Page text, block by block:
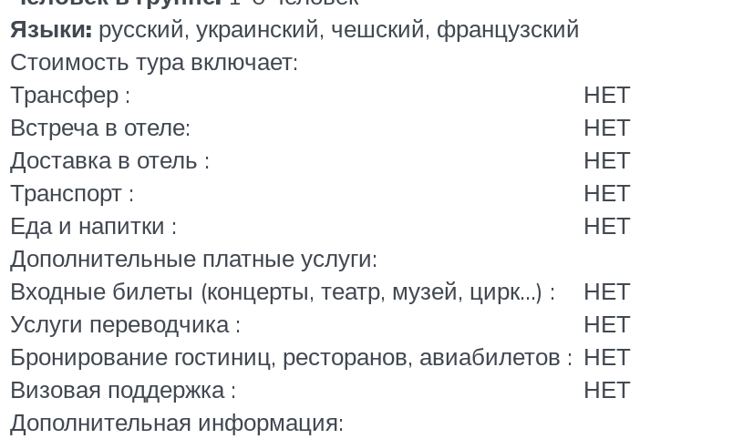
Языки: русский, украинский, чешский, французский
Стоимость тура включает:
Трансфер :
НЕТ
Встреча в отеле:
НЕТ
Доставка в отель :
НЕТ
Транспорт :
НЕТ
Еда и напитки :
НЕТ
Дополнительные платные услуги:
Входные билеты (концерты, театр, музей, цирк…) :
НЕТ
Услуги переводчика :
НЕТ
Бронирование гостиниц, ресторанов, авиабилетов : НЕТ
Визовая поддержка :
НЕТ
Дополнительная информация: